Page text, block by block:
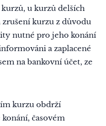
u kurzů delších
kurzu z důvodu
nutné pro jeho konání
a zaplacené
na bankovní účet, ze
kurzu obdrží
časovém